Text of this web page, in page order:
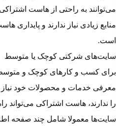
می‌توانند به راحتی از هاست
منابع زیادی نیاز ندارند و پایداری
است.
سایت‌های شرکتی کوچک یا متوسط
برای کسب و کارهای کوچک و متوسط
معرفی خدمات و محصولات خود نیاز
را ندارند، هاست اشتراکی می‌تواند
سایت‌ها معمولا شامل چند صفحه